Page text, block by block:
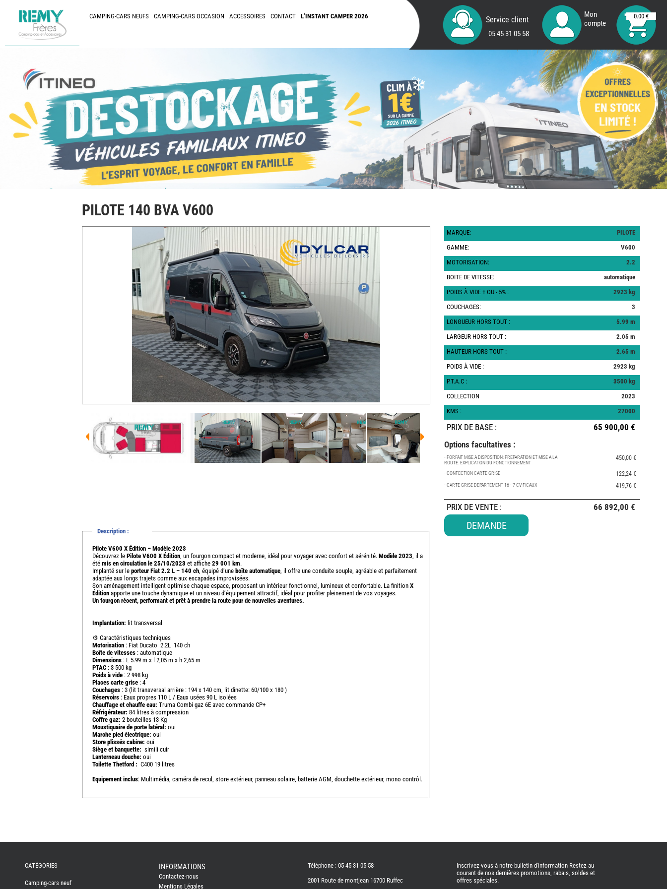
CAMPING-CARS NEUFS CAMPING-CARS OCCASION ACCESSOIRES CONTACT L’INSTANT CAMPER 2026 Service client
05 45 31 05 58
Mon
compte
0.00 €
PILOTE 140 BVA V600
Description :
Pilote V600 X Édition – Modèle 2023
Découvrez le Pilote V600 X Édition , un fourgon compact et moderne, idéal pour voyager avec confort et sérénité. Modèle 2023 , il a
été mis en circulation le 25/10/2023 et affiche 29 001 km.
Implanté sur le porteur Fiat 2.2 L – 140 ch , équipé d’une boîte automatique , il offre une conduite souple, agréable et parfaitement
adaptée aux longs trajets comme aux escapades improvisées.
Son aménagement intelligent optimise chaque espace, proposant un intérieur fonctionnel, lumineux et confortable. La finition X
Édition apporte une touche dynamique et un niveau d’équipement attractif, idéal pour profiter pleinement de vos voyages.
Un fourgon récent, performant et prêt à prendre la route pour de nouvelles aventures.
Implantation: lit transversal
⚙️ Caractéristiques techniques
Motorisation : Fiat Ducato 2.2L 140 ch
Boîte de vitesses : automatique
Dimensions : L 5.99 m x l 2,05 m x h 2,65 m
PTAC : 3 500 kg
Poids à vide : 2 998 kg
Places carte grise : 4
Couchages : 3 (lit transversal arrière : 194 x 140 cm, lit dinette: 60/100 x 180 )
Réservoirs : Eaux propres 110 L / Eaux usées 90 L isolées
Chauffage et chauffe eau: Truma Combi gaz 6E avec commande CP+
Réfrigérateur: 84 litres à compression
Coffre gaz: 2 bouteilles 13 Kg
Moustiquaire de porte latéral: oui
Marche pied électrique: oui
Store plissés cabine: oui
Siège et banquette: simili cuir
Lanterneau douche: oui
Toilette Thetford : C400 19 litres
Equipement inclus: Multimédia, caméra de recul, store extérieur, panneau solaire, batterie AGM, douchette extérieur, mono contrôl.
MARQUE:
PILOTE
GAMME:
V600
MOTORISATION:
2.2
BOITE DE VITESSE:
automatique
POIDS À VIDE + OU - 5% :
2923 kg
COUCHAGES:
3
LONGUEUR HORS TOUT :
5.99 m
LARGEUR HORS TOUT :
2.05 m
HAUTEUR HORS TOUT :
2.65 m
POIDS À VIDE :
2923 kg
P.T.A.C :
3500 kg
COLLECTION
2023
KMS :
27000
PRIX DE BASE :
65 900,00 €
Options facultatives :
- FORFAIT MISE A DISPOSITION: PREPARATION ET MISE A LA
ROUTE. EXPLICATION DU FONCTIONNEMENT
450,00 €
- CONFECTION CARTE GRISE 122,24 €
- CARTE GRISE DEPARTEMENT 16 - 7 CV FICAUX 419,76 €
PRIX DE VENTE : 66 892,00 €
DEMANDE
CAMPING-CATÉGORIES
Camping-cars neuf
INFORMATIONS
Contactez-nous
Mentions Légales
Téléphone : 05 45 31 05 58
2001 Route de montjean 16700 Ruffec
Inscrivez-vous à notre bulletin d'information Restez au
courant de nos dernières promotions, rabais, soldes et
offres spéciales.